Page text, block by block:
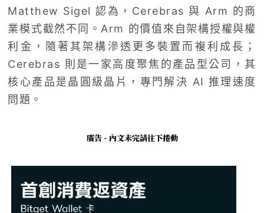
Matthew Sigel 認為，Cerebras 與 Arm 的商
業模式截然不同。Arm 的價值來自架構授權與權
利金，隨著其架構滲透更多裝置而複利成長；
Cerebras 則是一家高度聚焦的產品型公司，其
核心產品是晶圓級晶片，專門解決 AI 推理速度
問題。
廣告 - 內文未完請往下捲動